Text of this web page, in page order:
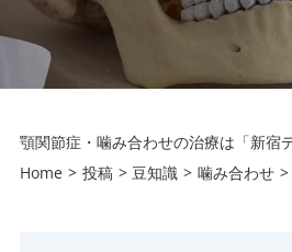
顎関節症・噛み合わせの治療は「新宿
Home
投稿 豆知識 噛み合わせ